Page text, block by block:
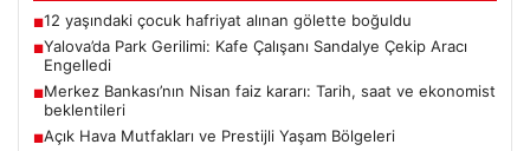
■12 yaşındaki çocuk hafriyat alınan gölette boğuldu
■Yalova’da Park Gerilimi: Kafe Çalışanı Sandalye Çekip Aracı
Engelledi
■Merkez Bankası’nın Nisan faiz kararı: Tarih, saat ve ekonomist
beklentileri
■Açık Hava Mutfakları ve Prestijli Yaşam Bölgeleri